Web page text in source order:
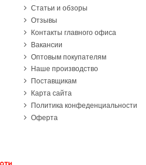
Статьи и обзоры
Отзывы
Контакты главного офиса
Вакансии
Оптовым покупателям
Наше производство
Поставщикам
Карта сайта
Политика конфеденциальности
Оферта